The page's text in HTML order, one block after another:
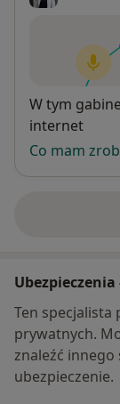
Dostępność
W tym
internet
Co mam
Ten specjalista
prywatnych.
znaleźć
ubezpieczenie.